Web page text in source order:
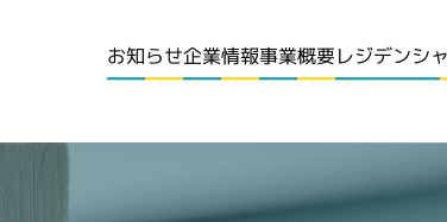
お知らせ企業情報事業概要レジデンシ